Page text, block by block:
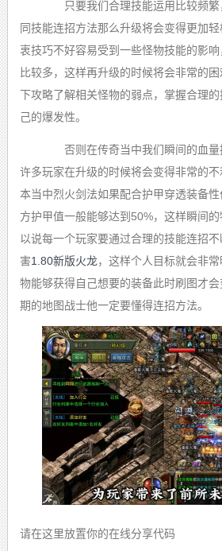
只要我们合理技能运用比较频繁
同技能连招方法那么升级将会变得更加
衷技巧不好容易受到一些怪物技能的影
比较多，这样再升级的时候将会非常的
下攻略了解相关怪物的弱点，掌握合理
己的爆发性。
否则在传奇当中我们瞬间的血量
许多玩家在升级的时候将会变得非常的不
本当中烈火剑法如果配合护甲穿透装备
方护甲值一般能够达到50%，这样瞬间
以说每一个玩家要通过合理的技能连招
害1.80新版火龙，这样个人目标就会非
物能够获得自己想要的装备此时刷图才
期的地图战士他一定要懂得连招方法。
请在这里放置你的在线分享代码